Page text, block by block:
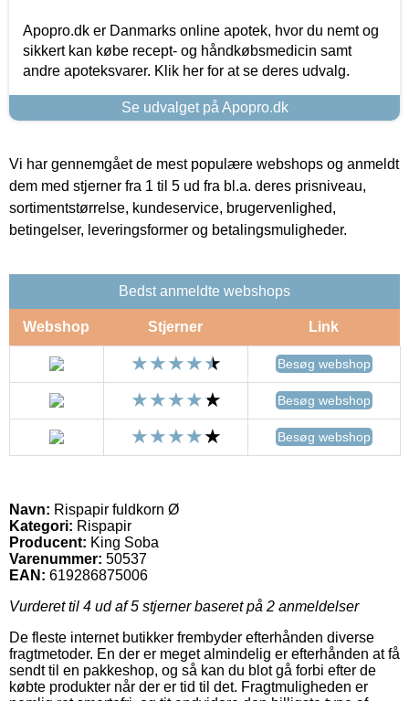
Apopro.dk er Danmarks online apotek, hvor du nemt og
sikkert kan købe recept- og håndkøbsmedicin samt
andre apoteksvarer. Klik her for at se deres udvalg.
Se udvalget på Apopro.dk
Vi har gennemgået de mest populære webshops og anmeldt
dem med stjerner fra 1 til 5 ud fra bl.a. deres prisniveau,
sortimentstørrelse, kundeservice, brugervenlighed,
betingelser, leveringsformer og betalingsmuligheder.
Bedst anmeldte webshops
Webshop Stjerner Link
Besøg webshop
Besøg webshop
Besøg webshop
Navn: Rispapir fuldkorn Ø
Kategori: Rispapir
Producent: King Soba
Varenummer: 50537
EAN: 619286875006
Vurderet til 4 ud af 5 stjerner baseret på 2 anmeldelser
De fleste internet butikker frembyder efterhånden diverse
fragtmetoder. En der er meget almindelig er efterhånden at få
sendt til en pakkeshop, og så kan du blot gå forbi efter de
købte produkter når der er tid til det. Fragtmuligheden er